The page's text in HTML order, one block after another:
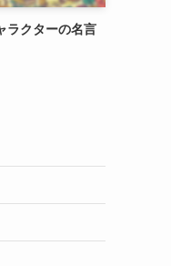
ラクターの名言